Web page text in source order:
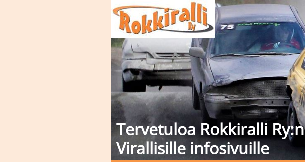
Tervetuloa Rokkiralli Ry:n
Virallisille infosivuille